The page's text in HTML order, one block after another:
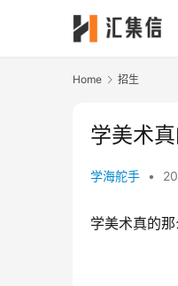
Home 招生
学美术
学海舵手 •
学美术真的